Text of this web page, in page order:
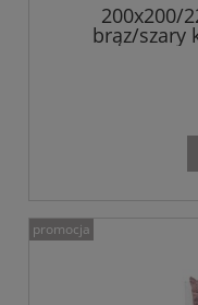
200x200/
brąz/szary
promocja